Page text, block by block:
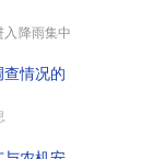
入降雨集中
查情况的